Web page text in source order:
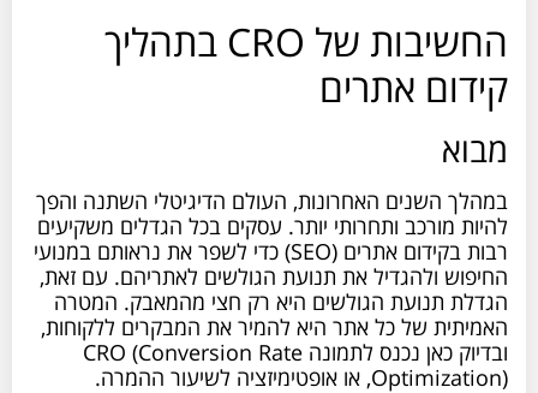
החשיבות של CRO בתהליך
קידום אתרים
מבוא
במהלך השנים האחרונות, העולם הדיגיטלי השתנה והפך
להיות מורכב ותחרותי יותר. עסקים בכל הגדלים משקיעים
רבות בקידום אתרים (SEO) כדי לשפר את נראותם במנועי
החיפוש ולהגדיל את תנועת הגולשים לאתריהם. עם זאת,
הגדלת תנועת הגולשים היא רק חצי מהמאבק. המטרה
האמיתית של כל אתר היא להמיר את המבקרים ללקוחות,
ובדיוק כאן נכנס לתמונה CRO (Conversion Rate
Optimization), או אופטימיזציה לשיעור ההמרה.